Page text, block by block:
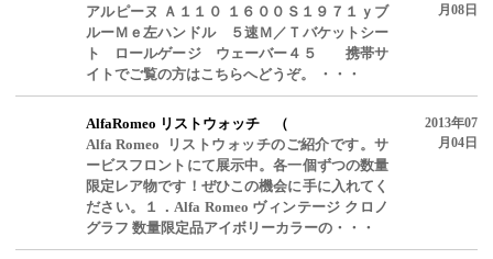
アルピーヌ Ａ１１０ １６００Ｓ１９７１ｙブ
ルーＭｅ左ハンドル ５速Ｍ／Ｔバケットシー
ト ロールゲージ ウェーバー４５ 携帯サ
イトでご覧の方はこちらへどうぞ。 ・・・
月08日
AlfaRomeo リストウォッチ （
Alfa Romeo リストウォッチのご紹介です。サ
ービスフロントにて展示中。各一個ずつの数量
限定レア物です！ぜひこの機会に手に入れてく
ださい。１．Alfa Romeo ヴィンテージ クロノ
グラフ 数量限定品アイボリーカラーの・・・
2013年07
月04日